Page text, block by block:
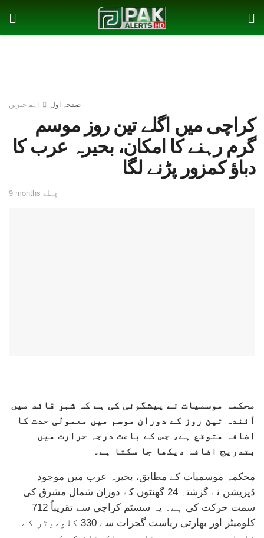
صفحہ اول اہم خبریں
کراچی میں اگلے تین روز موسم
گرم رہنے کا امکان، بحیرہ عرب کا
دباؤ کمزور پڑنے لگا
9 months پہلے
محکمہ موسمیات نے پیشگوئی کی ہے کہ شہرِ قائد میں
آئندہ تین روز کے دوران موسم میں معمولی حدت کا
اضافہ متوقع ہے، جس کے باعث درجہ حرارت میں
بتدریج اضافہ دیکھا جا سکتا ہے۔
محکمہ موسمیات کے مطابق، بحیرہ عرب میں موجود
ڈپریشن نے گزشتہ 24 گھنٹوں کے دوران شمال مشرق کی
سمت حرکت کی ہے۔ یہ سسٹم کراچی سے تقریباً 712
کلومیٹر اور بھارتی ریاست گجرات سے 330 کلومیٹر کے